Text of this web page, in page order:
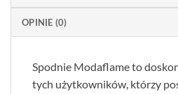
OPINIE (0)
Spodnie Modaflame to
tych użytkowników, którzy